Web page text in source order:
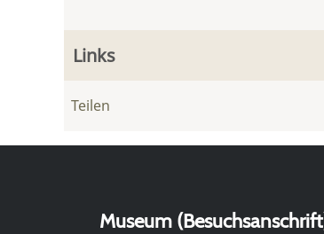
Links
Teilen
Museum